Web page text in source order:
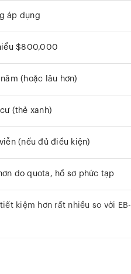
áp dụng
$800,000
(hoặc lâu hơn)
(thẻ xanh)
(nếu đủ điều kiện)
do quota, hồ sơ phức tạp
kiệm hơn rất nhiều so với EB-